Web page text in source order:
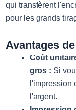
qui transfèrent
pour les grands
Avantages
Coût
gros : Si
l'impression
l'argent.